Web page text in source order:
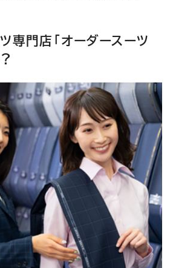
専門店「オーダースーツ